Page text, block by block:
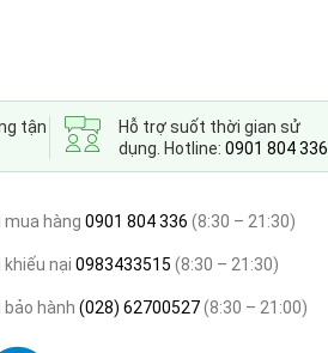
tận
Hỗ trợ suốt thời gian sử
dụng. Hotline: 0901 804 336
mua hàng 0901 804 336 (8:30 – 21:30)
khiếu nại 0983433515 (8:30 – 21:30)
bảo hành (028) 62700527(8:30 – 21:00)